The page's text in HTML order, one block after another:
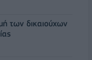
των δικαιούχων